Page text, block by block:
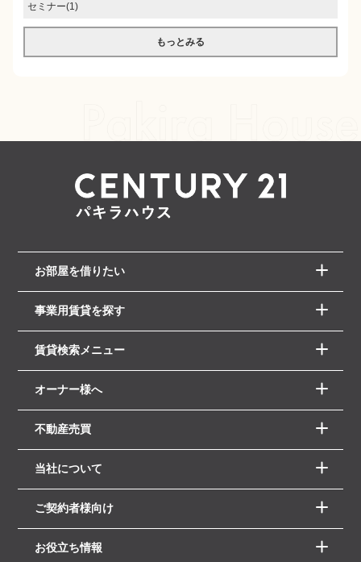
セミナー(1)
もっとみる
お部屋を借りたい
事業用賃貸を探す
賃貸検索メニュー
オーナー様へ
不動産売買
当社について
ご契約者様向け
お役立ち情報